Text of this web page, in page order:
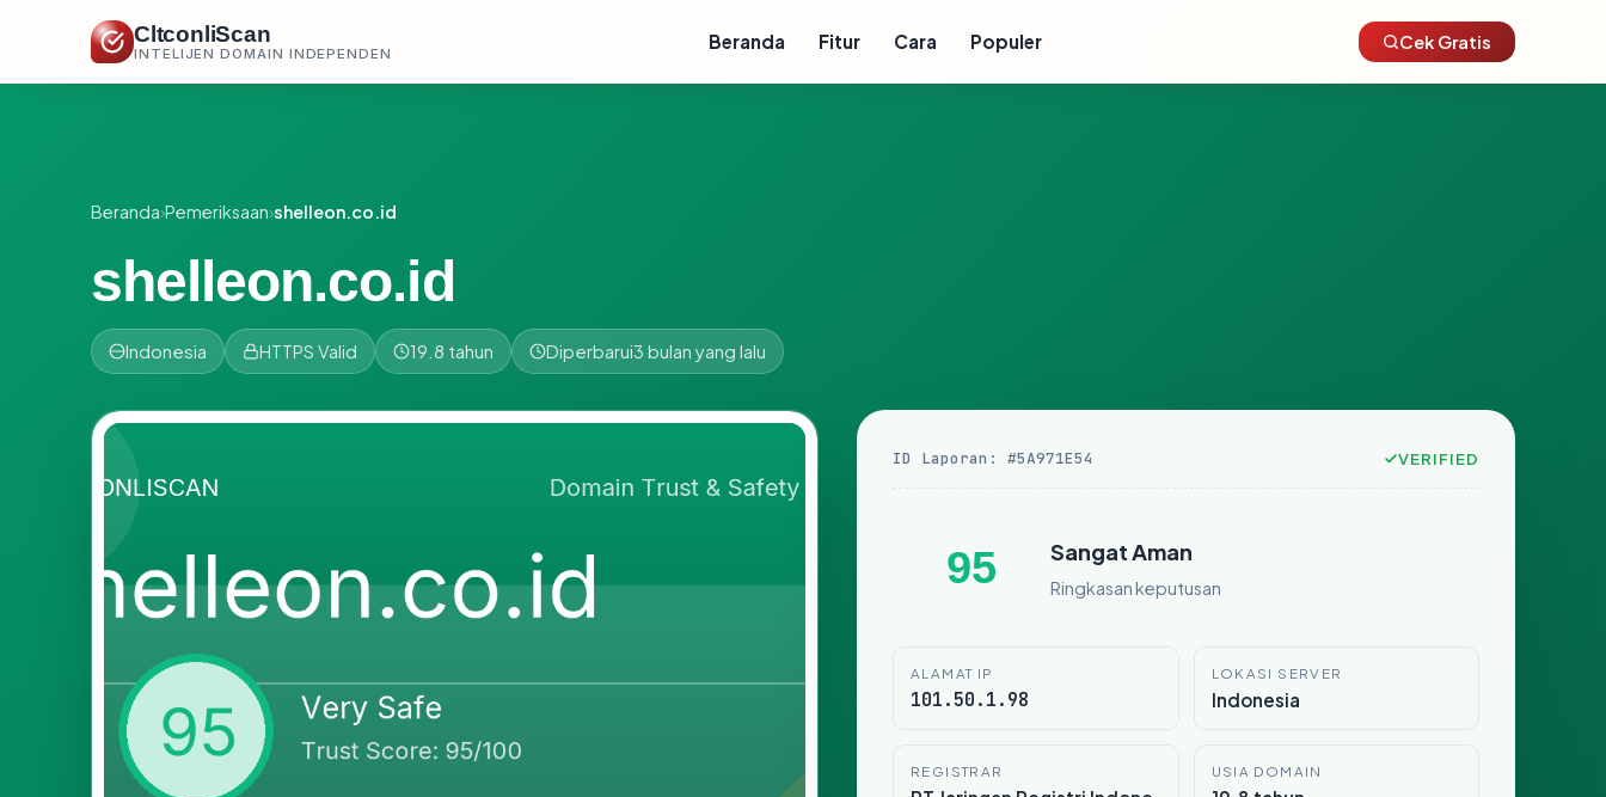
CltconliScan
INTELIJEN DOMAIN INDEPENDEN
Beranda Fitur Cara Populer Cek Gratis
Beranda›Pemeriksaan›shelleon.co.id
shelleon.co.id
Indonesia HTTPS Valid 19.8 tahun Diperbarui3 bulan yang lalu
ID Laporan: #5A971E54 VERIFIED
95 Sangat Aman
Ringkasan keputusan
ALAMAT IP
101.50.1.98
LOKASI SERVER
Indonesia
REGISTRAR USIA DOMAIN